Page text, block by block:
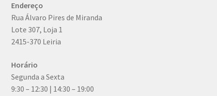
Endereço
Rua Álvaro Pires de Miranda
Lote 307, Loja 1
2415-370 Leiria
Horário
Segunda a Sexta
9:30 – 12:30 | 14:30 – 19:00